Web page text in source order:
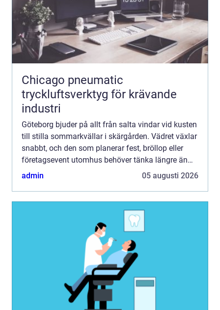
Chicago pneumatic
tryckluftsverktyg för krävande
industri
Göteborg bjuder på allt från salta vindar vid kusten
till stilla sommarkvällar i skärgården. Vädret växlar
snabbt, och den som planerar fest, bröllop eller
företagsevent utomhus behöver tänka längre än
bara datum och meny. Ett välplanerat tält blir s...
admin 05 augusti 2026